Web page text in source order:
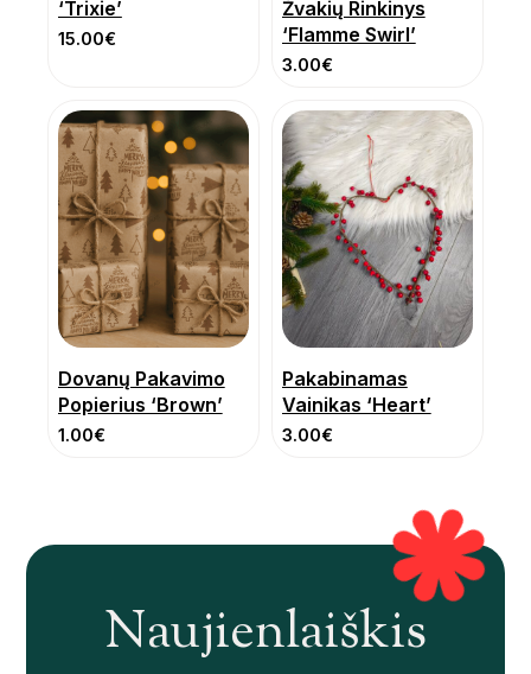
‘Trixie’
15.00€
Žvakių Rinkinys
‘Flamme Swirl’
3.00€
Dovanų Pakavimo
Popierius ‘Brown’
1.00€
Pakabinamas
Vainikas ‘Heart’
3.00€
Naujienlaiškis